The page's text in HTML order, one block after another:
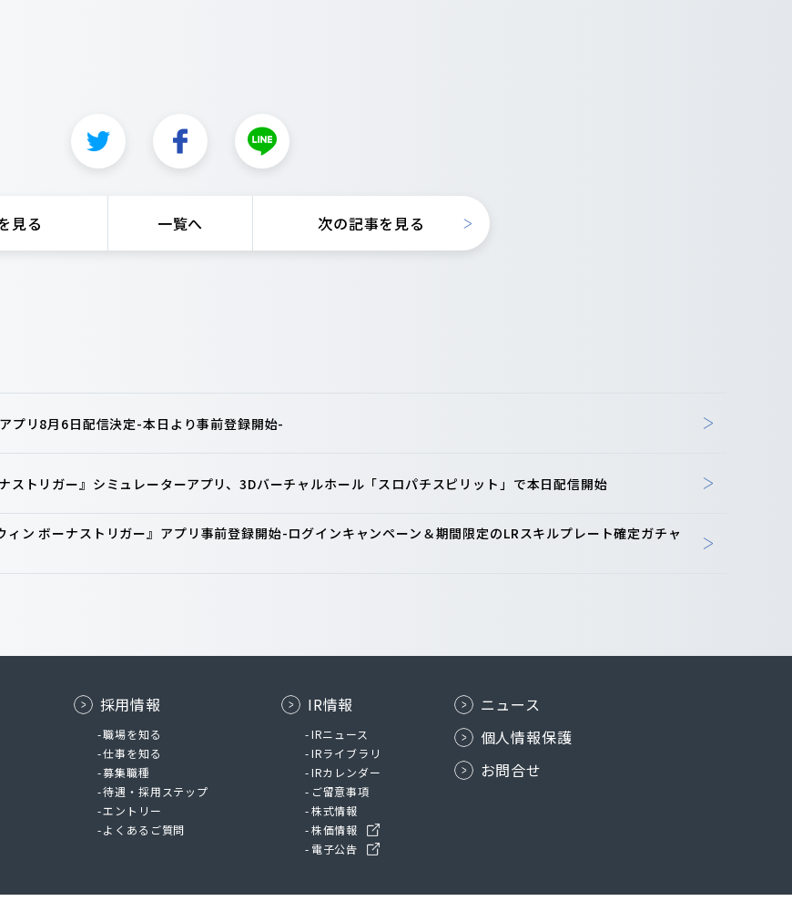
見る 一覧へ 次の記事を見る
プリ8月6日配信決定-本日より事前登録開始-
ストリガー』シミュレーターアプリ、3Dバーチャルホール「スロパチスピリット」で本日配信開始
ィン ボーナストリガー』アプリ事前登録開始-ログインキャンペーン＆期間限定のLRスキルプレート確定ガチャ
採用情報
職場を知る
仕事を知る
募集職種
待遇・採用ステップ
エントリー
よくあるご質問
IR情報
IRニュース
IRライブラリ
IRカレンダー
ご留意事項
株式情報
株価情報
電子公告
ニュース
個人情報保護
お問合せ